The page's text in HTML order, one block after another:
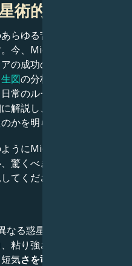
術的肖像画
らゆる苦闘、挑戦、そし
今、Michael Jordanの魅
の成功の秘密を解き明か
図の分析では、彼らの先
常のルーティン、そして
解説し、なぜ彼らが私た
かを明らかにします。
うにMichael Jordanの創
驚くべき成果、知恵、そ
てください。
る惑星の影響を受け
粘り強さを与え、
気さを司る